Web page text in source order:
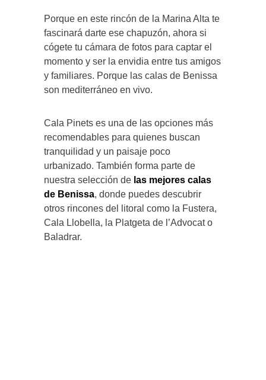
Porque en este rincón de la Marina Alta te
fascinará darte ese chapuzón, ahora si
cógete tu cámara de fotos para captar el
momento y ser la envidia entre tus amigos
y familiares. Porque las calas de Benissa
son mediterráneo en vivo.
Cala Pinets es una de las opciones más
recomendables para quienes buscan
tranquilidad y un paisaje poco
urbanizado. También forma parte de
nuestra selección de las mejores calas
de Benissa, donde puedes descubrir
otros rincones del litoral como la Fustera,
Cala Llobella, la Platgeta de l’Advocat o
Baladrar.